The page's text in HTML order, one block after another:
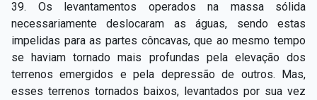
39. Os levantamentos operados na massa sólida
necessariamente deslocaram as águas, sendo estas
impelidas para as partes côncavas, que ao mesmo tempo
se haviam tornado mais profundas pela elevação dos
terrenos emergidos e pela depressão de outros. Mas,
esses terrenos tornados baixos, levantados por sua vez